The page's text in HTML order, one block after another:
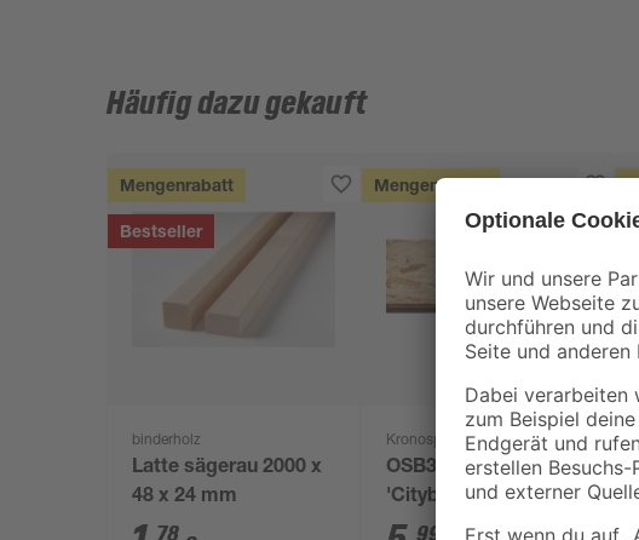
Häufig dazu gekauft
Mengenrabatt
Bestseller
binderholz
Latte sägerau 2000 x
48 x 24 mm
78
Mengenrabatt
Kronospan
OSB3-Verlegeplatte
'Cityboard'
ungeschliffen 1690 x
99